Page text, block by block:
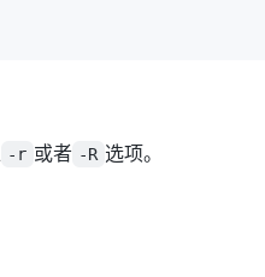
-r 或者 -R 选项。